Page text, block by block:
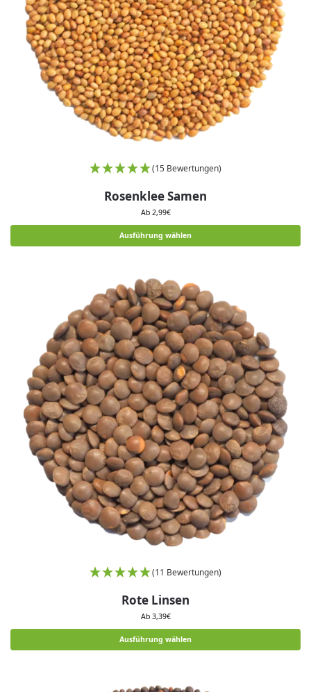
(15 Bewertungen)
Rosenklee Samen
Ab 2,99€
Ausführung wählen
(11 Bewertungen)
Rote Linsen
Ab 3,39€
Ausführung wählen